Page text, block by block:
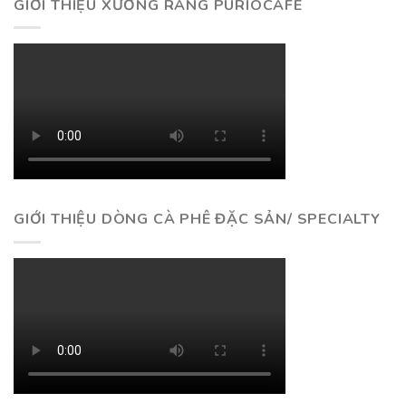
GIỚI THIỆU XƯỞNG RANG PURIOCAFE
GIỚI THIỆU DÒNG CÀ PHÊ ĐẶC SẢN/ SPECIALTY